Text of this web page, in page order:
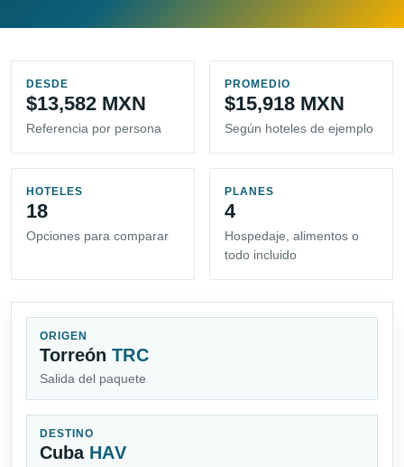
DESDE
$13,582 MXN
Referencia por persona
PROMEDIO
$15,918 MXN
Según hoteles de ejemplo
HOTELES
18
Opciones para comparar
PLANES
4
Hospedaje, alimentos o
todo incluido
ORIGEN
Torreón TRC
Salida del paquete
DESTINO
Cuba HAV